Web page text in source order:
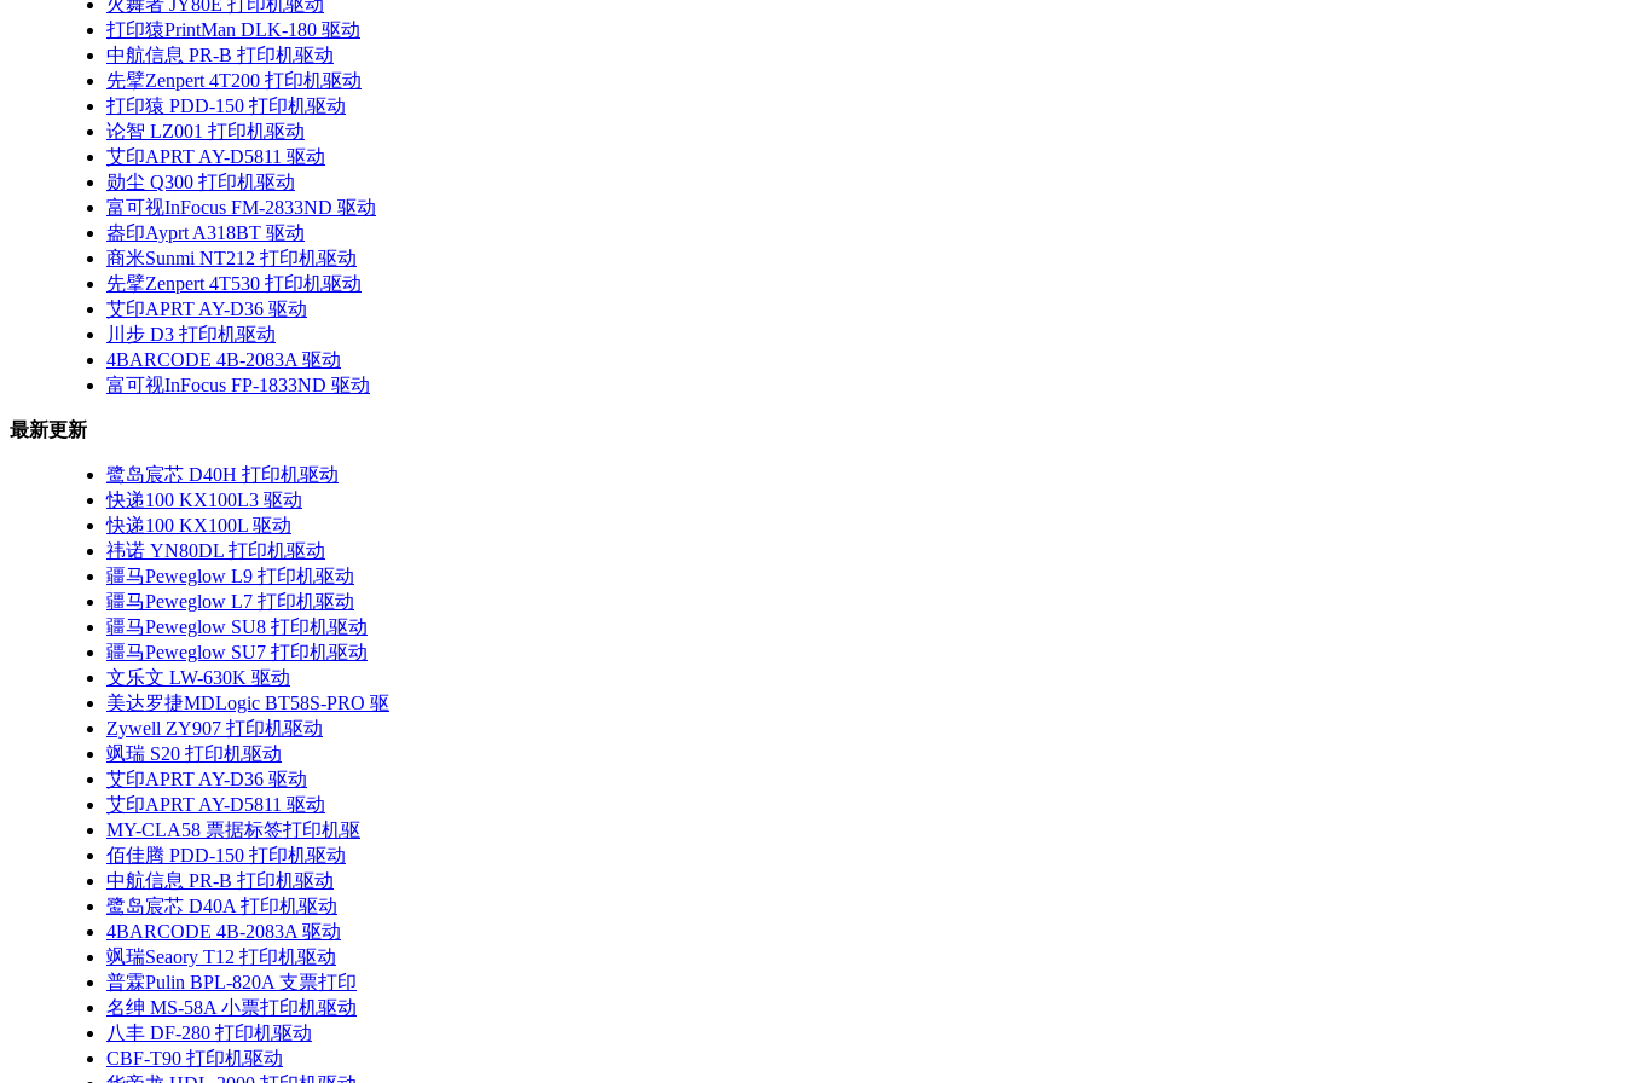
火舞者 JY80E 打印机驱动
打印猿PrintMan DLK-180 驱动
中航信息 PR-B 打印机驱动
先擘Zenpert 4T200 打印机驱动
打印猿 PDD-150 打印机驱动
论智 LZ001 打印机驱动
艾印APRT AY-D5811 驱动
勋尘 Q300 打印机驱动
富可视InFocus FM-2833ND 驱动
盎印Ayprt A318BT 驱动
商米Sunmi NT212 打印机驱动
先擘Zenpert 4T530 打印机驱动
艾印APRT AY-D36 驱动
川步 D3 打印机驱动
4BARCODE 4B-2083A 驱动
富可视InFocus FP-1833ND 驱动
最新更新
鹭岛宸芯 D40H 打印机驱动
快递100 KX100L3 驱动
快递100 KX100L 驱动
祎诺 YN80DL 打印机驱动
疆马Peweglow L9 打印机驱动
疆马Peweglow L7 打印机驱动
疆马Peweglow SU8 打印机驱动
疆马Peweglow SU7 打印机驱动
文乐文 LW-630K 驱动
美达罗捷MDLogic BT58S-PRO 驱
Zywell ZY907 打印机驱动
飒瑞 S20 打印机驱动
艾印APRT AY-D36 驱动
艾印APRT AY-D5811 驱动
MY-CLA58 票据标签打印机驱
佰佳腾 PDD-150 打印机驱动
中航信息 PR-B 打印机驱动
鹭岛宸芯 D40A 打印机驱动
4BARCODE 4B-2083A 驱动
飒瑞Seaory T12 打印机驱动
普霖Pulin BPL-820A 支票打印
名绅 MS-58A 小票打印机驱动
八丰 DF-280 打印机驱动
CBF-T90 打印机驱动